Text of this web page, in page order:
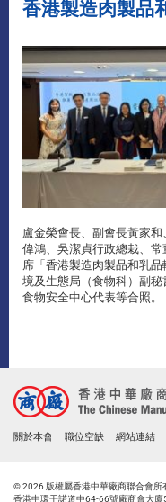
香港製造肉製品
盧金榮會長、副會長黃家
偉鴻、吳潔貞行政總栽、
席「香港製造肉製品和乳
境及生態局（食物科）副
食物安全中心代表等合照。
關於本會 職位空缺 網站連結
© 2026 版權屬香港中華廠商聯合會所
香港中環干諾道中64-66號廠商會大廈